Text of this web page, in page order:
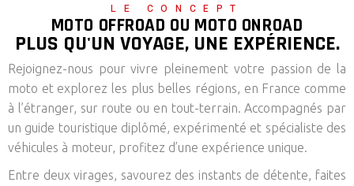
LE CONCEPT
MOTO OFFROAD OU MOTO ONROAD
PLUS QU'UN VOYAGE, UNE EXPÉRIENCE.
Rejoignez-nous pour vivre pleinement votre passion de la
moto et explorez les plus belles régions, en France comme
à l’étranger, sur route ou en tout-terrain. Accompagnés par
un guide touristique diplômé, expérimenté et spécialiste des
véhicules à moteur, profitez d’une expérience unique.
Entre deux virages, savourez des instants de détente, faites